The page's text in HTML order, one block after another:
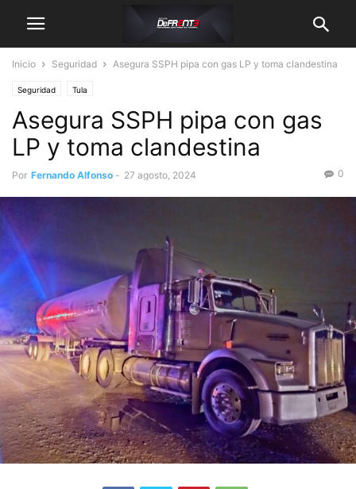
Inicio Seguridad Asegura SSPH pipa con gas LP y toma clandestina
Seguridad Tula
Asegura SSPH pipa con gas
LP y toma clandestina
Por Fernando Alfonso - 27 agosto, 2024 0